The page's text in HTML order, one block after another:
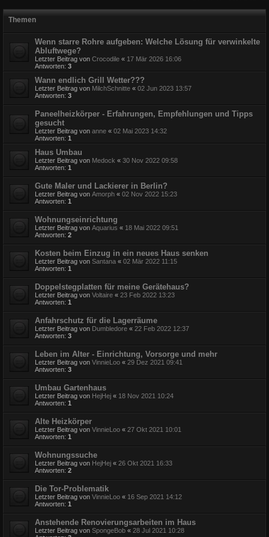
Themen
Wenn starre Rohre aufgeben: Welche Lösung für verwinkelte
Abluftwege?
Letzter Beitrag von Crocodile « 17 Mär 2026 16:06
Antworten: 3
Wann endlich Grill Wetter???
Letzter Beitrag von MilchSchnitte « 02 Jun 2023 13:57
Antworten: 3
Paneelheizkörper - Erfahrungen, Empfehlungen und Tipps
gesucht
Letzter Beitrag von anne « 02 Mai 2023 14:32
Antworten: 1
Haus Umbau
Letzter Beitrag von Medock « 30 Nov 2022 09:58
Antworten: 1
Gute Maler und Lackierer in Berlin?
Letzter Beitrag von Amorph « 02 Nov 2022 15:23
Antworten: 1
Wohnungseinrichtung
Letzter Beitrag von Aquarius « 18 Mai 2022 09:51
Antworten: 2
Kosten beim Einzug in ein neues Haus senken
Letzter Beitrag von Santana « 02 Mär 2022 11:15
Antworten: 1
Doppelstegplatten für meine Gerätehaus?
Letzter Beitrag von Voltaire « 23 Feb 2022 13:23
Antworten: 1
Anfahrschutz für die Lagerräume
Letzter Beitrag von Dumbledore « 22 Feb 2022 12:37
Antworten: 3
Leben im Alter - Einrichtung, Vorsorge und mehr
Letzter Beitrag von VinnieLoo « 29 Dez 2021 09:41
Antworten: 3
Umbau Gartenhaus
Letzter Beitrag von HejHej « 18 Nov 2021 10:24
Antworten: 1
Alte Heizkörper
Letzter Beitrag von VinnieLoo « 27 Okt 2021 10:01
Antworten: 1
Wohnungssuche
Letzter Beitrag von HejHej « 26 Okt 2021 16:33
Antworten: 2
Die Tor-Problematik
Letzter Beitrag von VinnieLoo « 16 Sep 2021 14:12
Antworten: 1
Anstehende Renovierungsarbeiten im Haus
Letzter Beitrag von SpongeBob « 28 Jul 2021 10:28